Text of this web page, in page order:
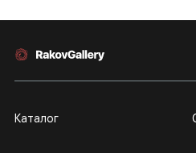
Каталог